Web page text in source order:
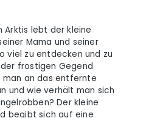
Arktis lebt der kleine
Mama und seiner
viel zu entdecken und zu
frostigen Gegend
man an das entfernte
und wie verhält man sich
Der kleine
begibt sich auf eine